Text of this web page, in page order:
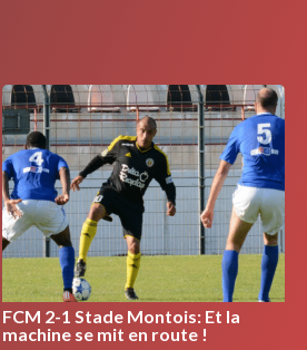
FCM 2-1 Stade Montois: Et la
machine se mit en route !